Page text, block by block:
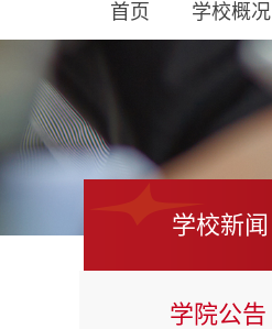
首页 学校概况
学校新闻
学院公告